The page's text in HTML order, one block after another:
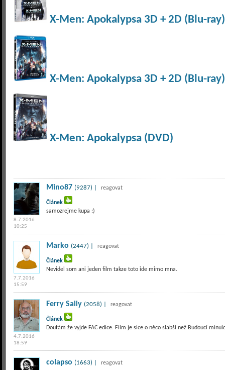
X-Men: Apokalypsa 3D + 2D (Blu-
X-Men: Apokalypsa 3D + 2D (Blu-ray)
X-Men: Apokalypsa (DVD)
8.7.2016
10:25
Mino87 (9287) | reagovat
Článek
samozrejme kupa :)
7.7.2016
15:59
Marko (2447) | reagovat
Článek
Nevidel som ani jeden film takze toto ide mimo mna.
4.7.2016
18:59
Ferry Sally (2058) | reagovat
Článek
Doufám že vyjde FAC edice. Film je sice o něco slabší než Budoucí
colapso (1663) | reagovat